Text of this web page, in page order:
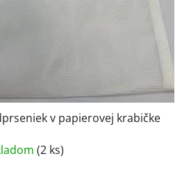
v papierovej krabičke
(2 ks)